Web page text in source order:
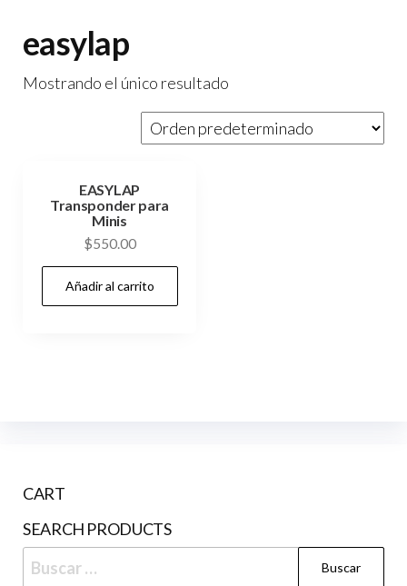
easylap
Mostrando el único resultado
EASYLAP
Transponder para
Minis
$550.00
Añadir al carrito
CART
SEARCH PRODUCTS
Buscar: